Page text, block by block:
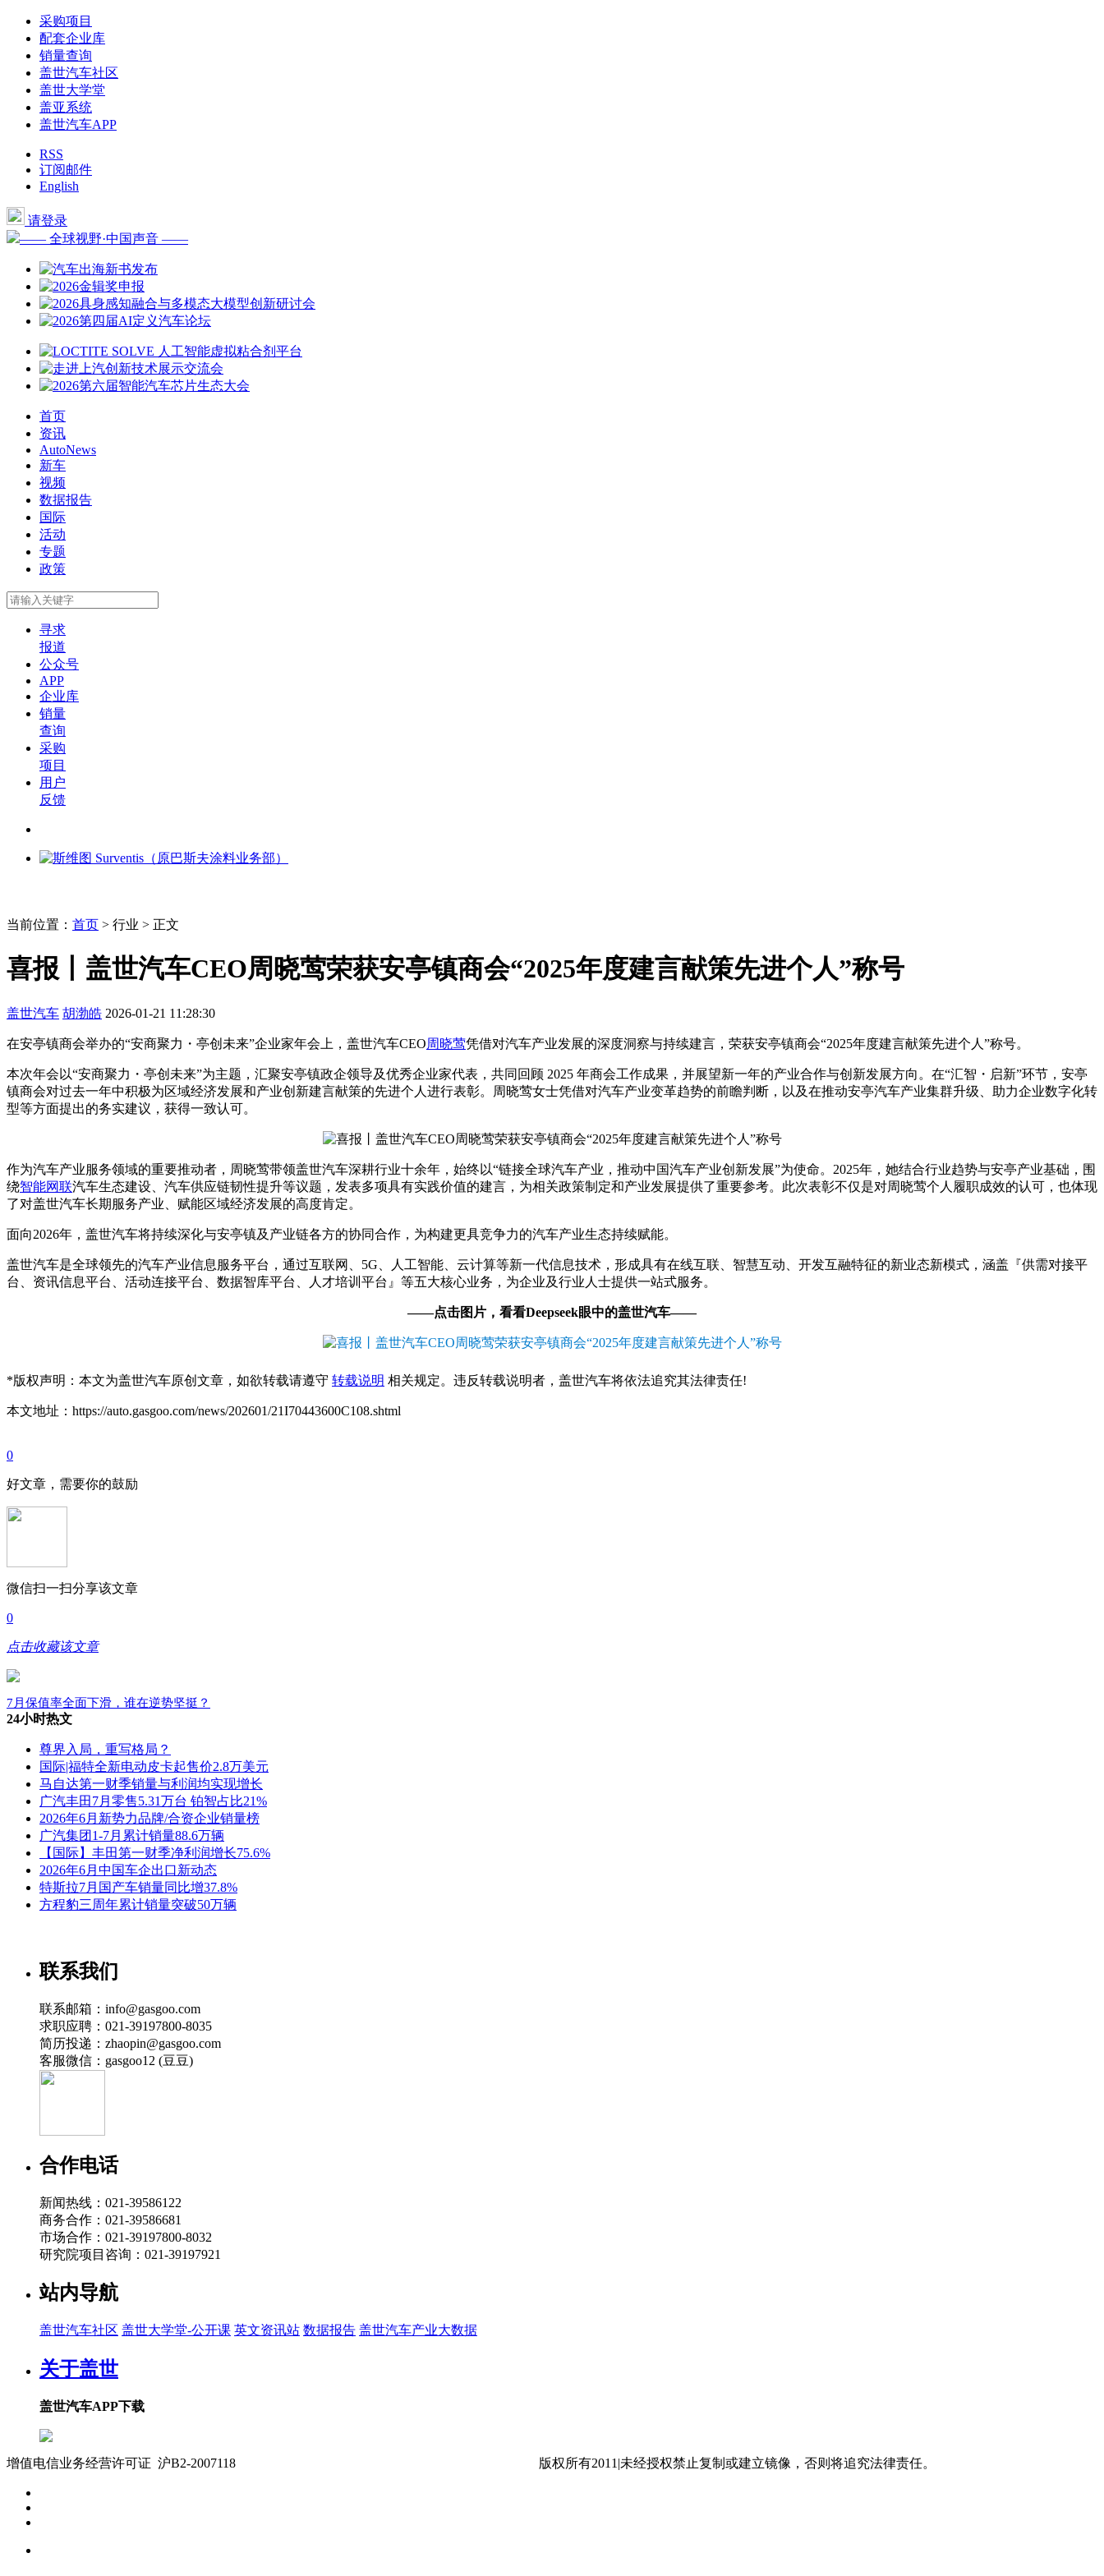
采购项目
配套企业库
销量查询
盖世汽车社区
盖世大学堂
盖亚系统
盖世汽车APP
RSS
订阅邮件
English
请登录
—— 全球视野·中国声音 ——
首页
资讯
AutoNews
新车
视频
数据报告
国际
活动
专题
政策
寻求
报道
公众号
APP
企业库
销量
查询
采购
项目
用户
反馈
当前位置： 首页 > 行业 > 正文
喜报丨盖世汽车CEO周晓莺荣获安亭镇商会“2025年度建言献策先进个人”称号
盖世汽车 胡渤皓 2026-01-21 11:28:30
在安亭镇商会举办的“安商聚力・亭创未来”企业家年会上，盖世汽车CEO周晓莺凭借对汽车产业发展的深度洞察与持续建言，荣获安亭镇商会“2025年度建言献策先进个人”称号。
本次年会以“安商聚力・亭创未来”为主题，汇聚安亭镇政企领导及优秀企业家代表，共同回顾 2025 年商会工作成果，并展望新一年的产业合作与创新发展方向。在“汇智・启新”环节，安亭
镇商会对过去一年中积极为区域经济发展和产业创新建言献策的先进个人进行表彰。周晓莺女士凭借对汽车产业变革趋势的前瞻判断，以及在推动安亭汽车产业集群升级、助力企业数字化转
型等方面提出的务实建议，获得一致认可。
作为汽车产业服务领域的重要推动者，周晓莺带领盖世汽车深耕行业十余年，始终以“链接全球汽车产业，推动中国汽车产业创新发展”为使命。2025年，她结合行业趋势与安亭产业基础，围
绕智能网联汽车生态建设、汽车供应链韧性提升等议题，发表多项具有实践价值的建言，为相关政策制定和产业发展提供了重要参考。此次表彰不仅是对周晓莺个人履职成效的认可，也体现
了对盖世汽车长期服务产业、赋能区域经济发展的高度肯定。
面向2026年，盖世汽车将持续深化与安亭镇及产业链各方的协同合作，为构建更具竞争力的汽车产业生态持续赋能。
盖世汽车是全球领先的汽车产业信息服务平台，通过互联网、5G、人工智能、云计算等新一代信息技术，形成具有在线互联、智慧互动、开发互融特征的新业态新模式，涵盖『供需对接平
台、资讯信息平台、活动连接平台、数据智库平台、人才培训平台』等五大核心业务，为企业及行业人士提供一站式服务。
——点击图片，看看Deepseek眼中的盖世汽车——
*版权声明：本文为盖世汽车原创文章，如欲转载请遵守 转载说明 相关规定。违反转载说明者，盖世汽车将依法追究其法律责任!
本文地址：https://auto.gasgoo.com/news/202601/21I70443600C108.shtml
0
好文章，需要你的鼓励
微信扫一扫分享该文章
0
点击收藏该文章
7月保值率全面下滑，谁在逆势坚挺？
24小时热文
尊界入局，重写格局？
国际|福特全新电动皮卡起售价2.8万美元
马自达第一财季销量与利润均实现增长
广汽丰田7月零售5.31万台 铂智占比21%
2026年6月新势力品牌/合资企业销量榜
广汽集团1-7月累计销量88.6万辆
【国际】丰田第一财季净利润增长75.6%
2026年6月中国车企出口新动态
特斯拉7月国产车销量同比增37.8%
方程豹三周年累计销量突破50万辆
联系我们
联系邮箱：info@gasgoo.com
求职应聘：021-39197800-8035
简历投递：zhaopin@gasgoo.com
客服微信：gasgoo12 (豆豆)
合作电话
新闻热线：021-39586122
商务合作：021-39586681
市场合作：021-39197800-8032
研究院项目咨询：021-39197921
站内导航
盖世汽车社区 盖世大学堂-公开课 英文资讯站 数据报告 盖世汽车产业大数据
关于盖世
盖世汽车APP下载
增值电信业务经营许可证 沪B2-2007118 版权所有2011|未经授权禁止复制或建立镜像，否则将追究法律责任。